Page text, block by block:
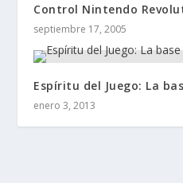
Control Nintendo
septiembre 17, 2005
Espíritu del Juego: La
enero 3, 2013